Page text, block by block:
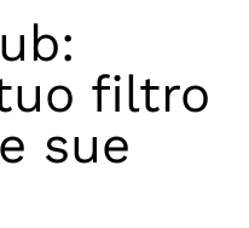
filtro
sue